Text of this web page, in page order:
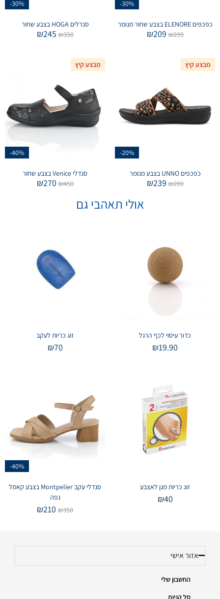
-30%
כפכפים ELENORE בצבע שחור מנומר
₪299
₪209
-30%
סנדלים HOGA בצבע שחור
₪350
₪245
מבצע קיץ
-20%
כפכפים UNNO בצבע מנומר
₪299
₪239
מבצע קיץ
-40%
סנדלי Venice בצבע שחור
₪450
₪270
אולי תאהבי גם
כדור עיסוי לכף הרגל
₪19.90
זוג כריות לעקב
₪70
זוג כריות מגן לאצבע
₪40
-40%
סנדלי עקב Montpelier בצבע קאמל
נפה
₪350
₪210
אזור אישי
החשבון שלי
סל קניות